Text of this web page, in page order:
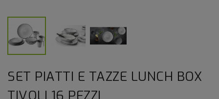
SET PIATTI E TAZZE LUNCH BOX